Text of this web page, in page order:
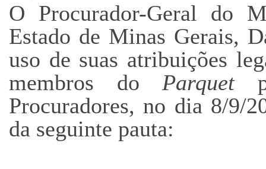
O Procurador-Geral do
Estado de Minas Gerais,
uso de suas atribuições
membros do Parquet
Procuradores, no dia 8/9/
da seguinte pauta: